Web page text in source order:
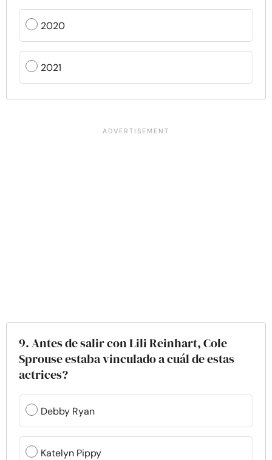
2020
2021
9. Antes de salir con Lili Reinhart, Cole
Sprouse estaba vinculado a cuál de estas
actrices?
Debby Ryan
Katelyn Pippy